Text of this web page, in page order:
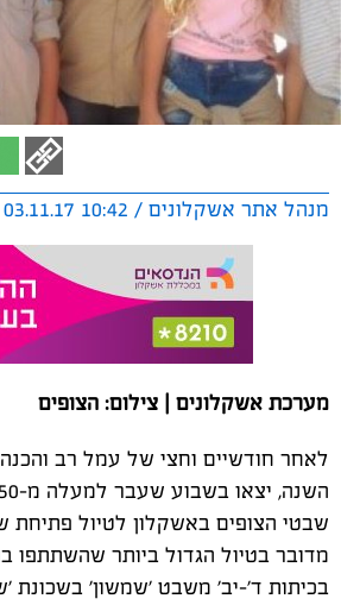
מנהל אתר אשקלונים / 10:42 03.11.17
מערכת אשקלונים | צילום: הצופים
לאחר חודשיים וחצי של עמל רב
שבטי הצופים באשקלון לטיול
מדובר בטיול הגדול ביותר שהשתתפו
בכיתות ד'-יב' משבט 'שמשון' בשכונת